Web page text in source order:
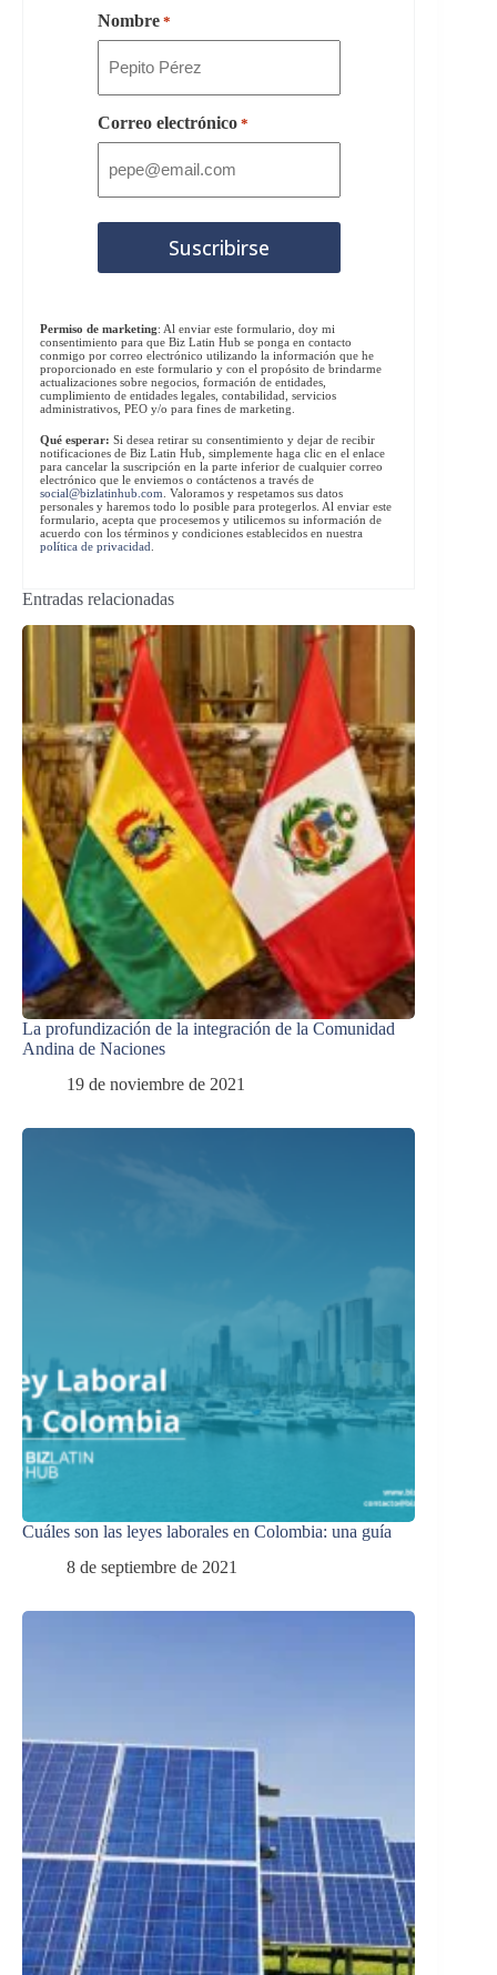
Nombre *
Correo electrónico *
Permiso de marketing: Al enviar este formulario, doy mi
consentimiento para que Biz Latin Hub se ponga en contacto
conmigo por correo electrónico utilizando la información que he
proporcionado en este formulario y con el propósito de brindarme
actualizaciones sobre negocios, formación de entidades,
cumplimiento de entidades legales, contabilidad, servicios
administrativos, PEO y/o para fines de marketing.
Qué esperar: Si desea retirar su consentimiento y dejar de recibir
notificaciones de Biz Latin Hub, simplemente haga clic en el enlace
para cancelar la suscripción en la parte inferior de cualquier correo
electrónico que le enviemos o contáctenos a través de
social@bizlatinhub.com . Valoramos y respetamos sus datos
personales y haremos todo lo posible para protegerlos. Al enviar este
formulario, acepta que procesemos y utilicemos su información de
acuerdo con los términos y condiciones establecidos en nuestra
política de privacidad
Entradas relacionadas
La profundización de la integración de la Comunidad
Andina de Naciones
19 de noviembre de 2021
Cuáles son las leyes laborales en Colombia: una guía
8 de septiembre de 2021